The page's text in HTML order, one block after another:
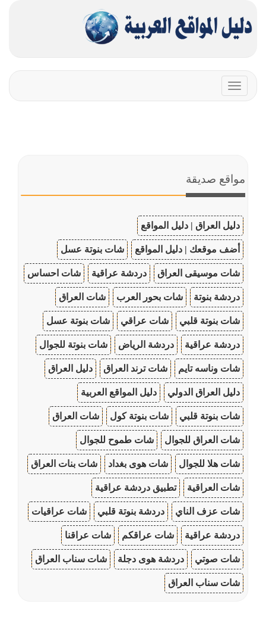
Toggle
navigation
مواقع صديقة
دليل العراق | دليل المواقع
أضف موقعك | دليل المواقع شات بنوتة عسل
شات موسيقى العراق دردشة عراقية شات احساس
دردشة بنوتة شات بحور العرب شات العراق
شات بنوتة قلبي شات عراقي شات بنوتة عسل
دردشة عراقية دردشة الرياض شات بنوتة للجوال
شات وناسه تايم شات ترند العراق دليل العراق
دليل العراق الدولي دليل المواقع العربية
شات بنوتة قلبي شات بنوتة كول شات العراق
شات العراق للجوال شات طموح للجوال
شات هلا للجوال شات هوى بغداد شات بنات العراق
شات العراقية تطبيق دردشة عراقية
شات عزف الناي دردشة بنوتة قلبي شات عراقيات
دردشة عراقية شات عراقكم شات عراقنا
شات صوتي دردشة هوى دجلة شات سناب العراق
شات سناب العراق